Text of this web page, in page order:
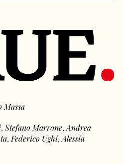
Massa
,Stefano Marrone,Andrea
, Federico Ughi,Alessia